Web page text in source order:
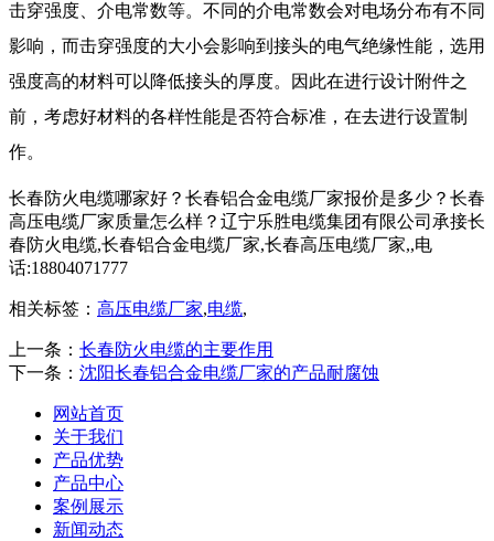
击穿强度、介电常数等。不同的介电常数会对电场分布有不同
影响，而击穿强度的大小会影响到接头的电气绝缘性能，选用
强度高的材料可以降低接头的厚度。因此在进行设计附件之
前，考虑好材料的各样性能是否符合标准，在去进行设置制
作。
长春防火电缆哪家好？长春铝合金电缆厂家报价是多少？长春
高压电缆厂家质量怎么样？辽宁乐胜电缆集团有限公司承接长
春防火电缆,长春铝合金电缆厂家,长春高压电缆厂家,,电
话:18804071777
相关标签： 高压电缆厂家,电缆,
上一条： 长春防火电缆的主要作用
下一条： 沈阳长春铝合金电缆厂家的产品耐腐蚀
网站首页
关于我们
产品优势
产品中心
案例展示
新闻动态